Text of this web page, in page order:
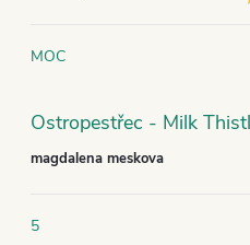
MOC
magdalena meskova
5